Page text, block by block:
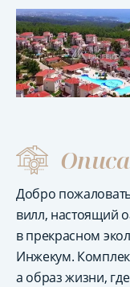
Добро
вилл, настоящий
в прекрасном
Инжекум.
а образ жизни,